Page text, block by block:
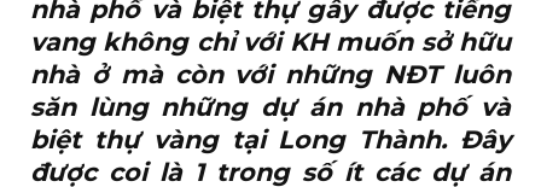
nhà phố và biệt thự gây được tiếng
vang không chỉ với KH muốn sở hữu
nhà ở mà còn với những NĐT luôn
săn lùng những dự án nhà phố và
biệt thự vàng tại Long Thành. Đây
được coi là 1 trong số ít các dự án